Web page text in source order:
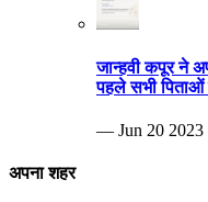
जान्हवी कपूर ने
पहले सभी
— Jun 20 2023
अपना शहर